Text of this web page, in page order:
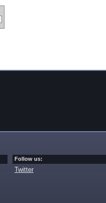
Follow us:
Twitter